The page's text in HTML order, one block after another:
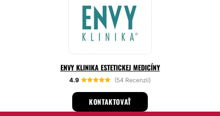
ENVY KLINIKA ESTETICKEJ MEDICÍNY
4.9 (54 Recenzií)
KONTAKTOVAŤ